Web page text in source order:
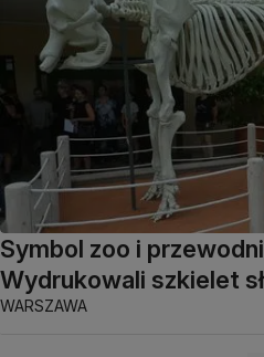
Symbol zoo i
Wydrukowali szkielet
WARSZAWA